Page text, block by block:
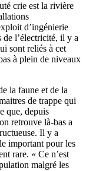
crie est la rivière
d’ingénierie
l’électricité, il y a
sont reliés à cet
à plein de niveaux
la faune et de la
de trappe qui
que, depuis
retrouve là-bas a
Il y a
important pour les
rare. « Ce n’est
malgré les